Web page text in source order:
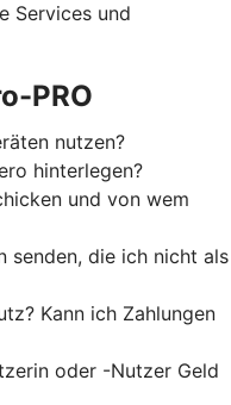
Services und
PRO
nutzen?
hinterlegen?
und von wem
senden, die ich nicht als
Kann ich Zahlungen
oder -Nutzer Geld